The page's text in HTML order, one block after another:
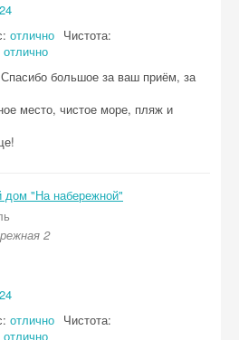
отлично Чистота:
отлично
большое за ваш приём, за
место, чистое море, пляж и
дом "На набережной"
2
отлично Чистота:
отлично